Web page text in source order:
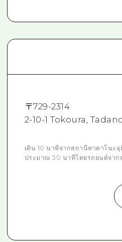
〒729-2314
2-10-1 Tokoura,
เดิน 10 นาทีจากสถานีทาดาโนะ
ประมาณ 30 นาทีโดยรถยนต์จาก